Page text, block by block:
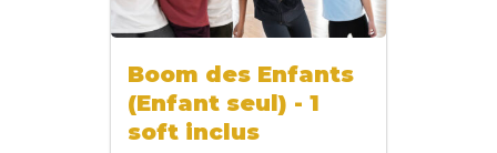
Boom des Enfants
(Enfant seul) - 1
soft inclus